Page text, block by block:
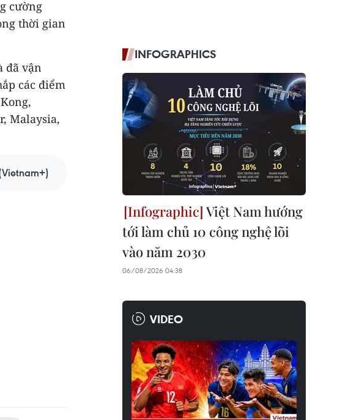
cường
thời gian
đã vận
các điểm
Malaysia,
INFOGRAPHICS
Việt Nam hướng
tới làm chủ 10 công nghệ lõi
vào năm 2030
06/08/2026 04:38
VIDEO